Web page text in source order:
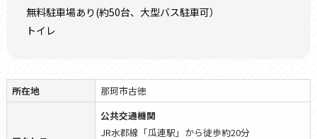
無料駐車場あり(約50台、大型バス駐車可）
トイレ
所在地 那珂市古徳
公共交通機関
JR水郡線「瓜連駅」から徒歩約20分